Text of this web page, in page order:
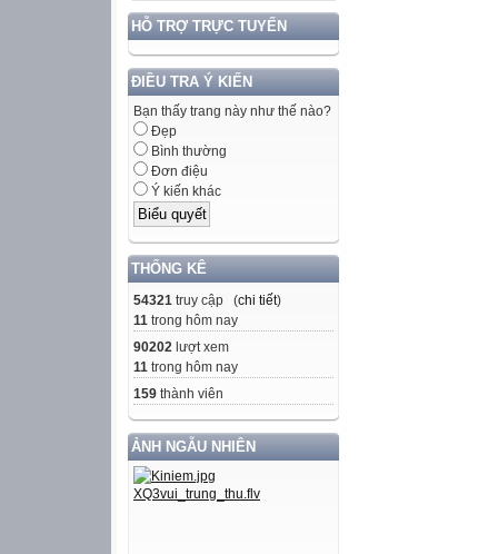
HỖ TRỢ TRỰC TUYẾN
ĐIỀU TRA Ý KIẾN
Bạn thấy trang này như thế nào?
Đẹp
Bình thường
Đơn điệu
Ý kiến khác
THỐNG KÊ
54321 truy cập (chi tiết)
11 trong hôm nay
90202 lượt xem
11 trong hôm nay
159 thành viên
ẢNH NGẪU NHIÊN